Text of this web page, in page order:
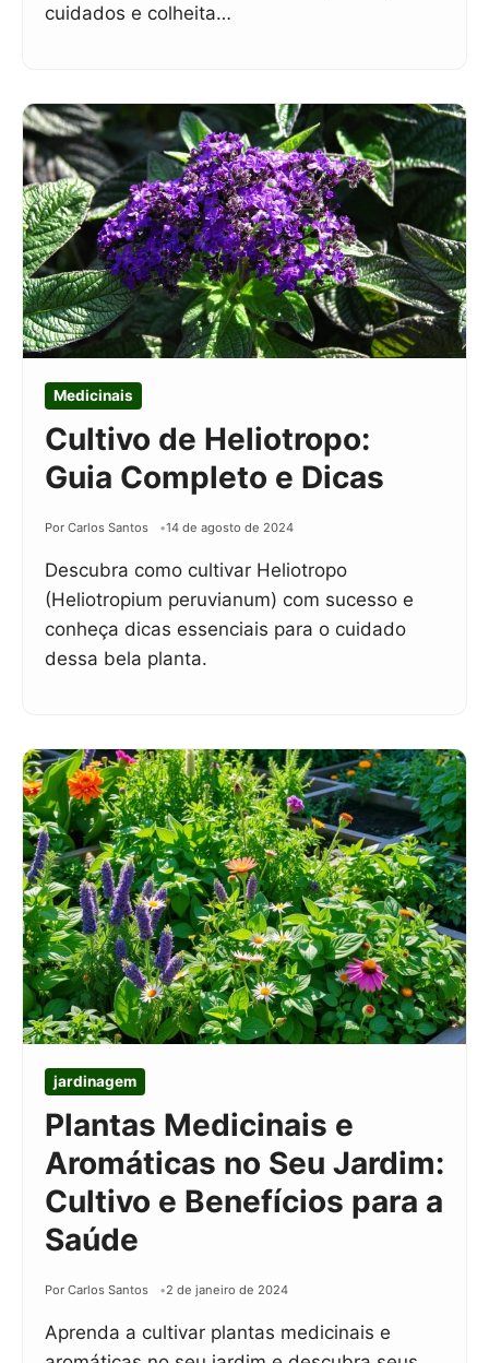
cuidados e colheita…
Medicinais
Cultivo de Heliotropo:
Guia Completo e Dicas
Por Carlos Santos 14 de agosto de 2024
Descubra como cultivar Heliotropo
(Heliotropium peruvianum) com sucesso e
conheça dicas essenciais para o cuidado
dessa bela planta.
jardinagem
Plantas Medicinais e
Aromáticas no Seu Jardim:
Cultivo e Benefícios para a
Saúde
Por Carlos Santos 2 de janeiro de 2024
Aprenda a cultivar plantas medicinais e